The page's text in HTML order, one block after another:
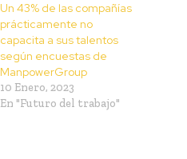
Un 43% de las compañías
prácticamente no
capacita a sus talentos
según encuestas de
ManpowerGroup
10 Enero, 2023
En "Futuro del trabajo"